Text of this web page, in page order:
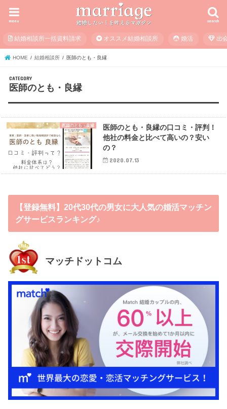
search
menu
結婚相談所一括資料請求 オススメ結婚相談所 婚活 出
HOME 結婚相談所 医師のとも・良縁
医師のとも・良縁
医師のとも・良縁
医師のとも・良縁の口コミ・評判！
他社の料金と比べて高いの？安い
の？
2020.07.13
【登録無料】20代30代の男女に大人気の婚活マッチン
グサービスランキング♪
マッチドットコム